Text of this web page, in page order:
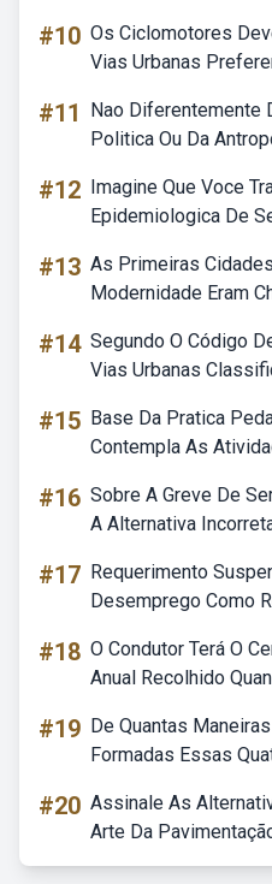
#10 Os Ciclomotores
Vias Urbanas
#11
Nao Diferentemente
Politica Ou Da
#12 Imagine Que Voce
Epidemiologica De
#13 As Primeiras
Modernidade Eram
#14 Segundo O Código
Vias Urbanas
#15 Base Da Pratica
Contempla As
#16 Sobre A Greve De
A Alternativa
#17 Requerimento
Desemprego Como
#18 O Condutor Terá O
Anual Recolhido
#19 De Quantas
Formadas Essas
#20 Assinale As
Arte Da